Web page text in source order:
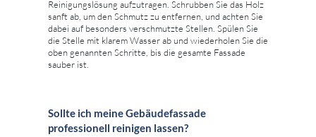
Reinigungslösung aufzutragen. Schrubben Sie das Holz
sanft ab, um den Schmutz zu entfernen, und achten Sie
dabei auf besonders verschmutzte Stellen. Spülen Sie
die Stelle mit klarem Wasser ab und wiederholen Sie die
oben genannten Schritte, bis die gesamte Fassade
sauber ist.
Sollte ich meine Gebäudefassade
professionell reinigen lassen?